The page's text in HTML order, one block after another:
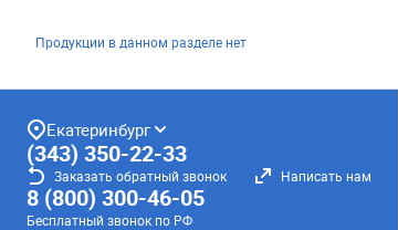
Продукции в данном разделе нет
Екатеринбург
(343) 350-22-33
Заказать обратный звонок Написать нам
8 (800) 300-46-05
Бесплатный звонок по РФ